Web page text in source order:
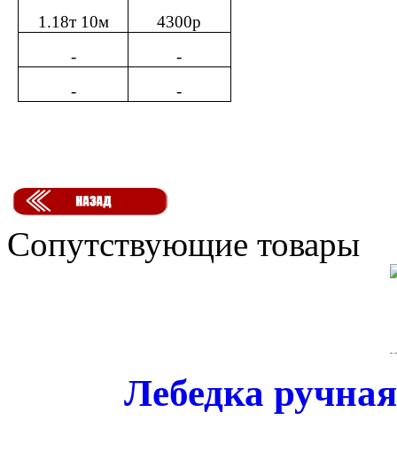
1.18т 10м 4300р
-
-
-
-
Сопутствующие товары
Лебедка